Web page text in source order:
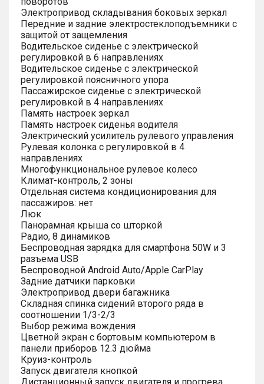
Электропривод складывания боковых зеркал
Передние и задние электростеклоподъемники с
защитой от защемления
Водительское сиденье с электрической
регулировкой в 6 направлениях
Водительское сиденье с электрической
регулировкой поясничного упора
Пассажирское сиденье с электрической
регулировкой в 4 направлениях
Память настроек зеркал
Память настроек сиденья водителя
Электрический усилитель рулевого управления
Рулевая колонка с регулировкой в 4
направлениях
Многофункциональное рулевое колесо
Климат-контроль, 2 зоны
Отдельная система кондиционирования для
пассажиров: нет
Люк
Панорамная крыша со шторкой
Радио, 8 динамиков
Беспроводная зарядка для смартфона 50W и 3
разъема USB
Беспроводной Android Auto/Apple CarPlay
Задние датчики парковки
Электропривод двери багажника
Складная спинка сидений второго ряда в
соотношении 1/3-2/3
Выбор режима вождения
Цветной экран с бортовым компьютером в
панели приборов 12.3 дюйма
Круиз-контроль
Запуск двигателя кнопкой
Дистанционный запуск двигателя и прогрева